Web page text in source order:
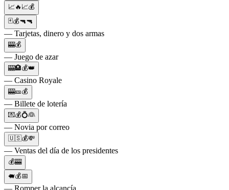
📈🔥📈💰
🃏💰🔫🔫
— Tarjetas, dinero y dos armas
🎰💰
— Juego de azar
🎰🏨💰👑
— Casino Royale
🎰🎫💰
— Billete de lotería
💌💰💍👰
— Novia por correo
🇺🇸💰💸
— Ventas del día de los presidentes
💰🎰
🐖💰📅
— Romper la alcancía